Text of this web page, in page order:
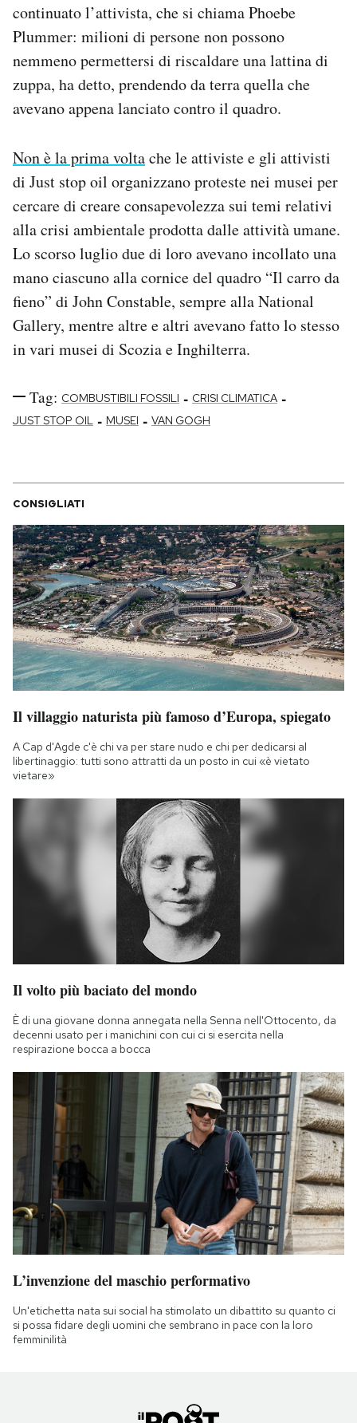
continuato l’attivista, che si chiama Phoebe
Plummer: milioni di persone non possono
nemmeno permettersi di riscaldare una lattina di
zuppa, ha detto, prendendo da terra quella che
avevano appena lanciato contro il quadro.
Non è la prima voltache le attiviste e gli attivisti
di Just stop oil organizzano proteste nei musei per
cercare di creare consapevolezza sui temi relativi
alla crisi ambientale prodotta dalle attività umane.
Lo scorso luglio due di loro avevano incollato una
mano ciascuno alla cornice del quadro “Il carro da
fieno” di John Constable, sempre alla National
Gallery, mentre altre e altri avevano fatto lo stesso
in vari musei di Scozia e Inghilterra.
Tag: COMBUSTIBILI FOSSILI - CRISI CLIMATICA -
JUST STOP OIL - MUSEI - VAN GOGH
CONSIGLIATI
Il villaggio naturista più famoso d’Europa, spiegato
A Cap d'Agde c'è chi va per stare nudo e chi per dedicarsi al
libertinaggio: tutti sono attratti da un posto in cui «è vietato
vietare»
Il volto più baciato del mondo
È di una giovane donna annegata nella Senna nell'Ottocento, da
decenni usato per i manichini con cui ci si esercita nella
respirazione bocca a bocca
L’invenzione del maschio performativo
Un'etichetta nata sui social ha stimolato un dibattito su quanto ci
si possa fidare degli uomini che sembrano in pace con la loro
femminilità